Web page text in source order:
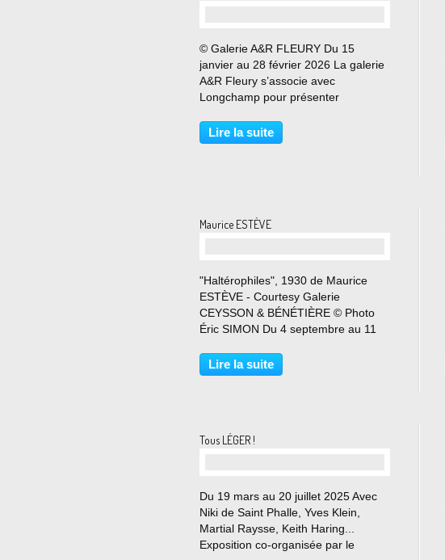
© Galerie A&R FLEURY Du 15
janvier au 28 février 2026 La galerie
A&R Fleury s’associe avec
Longchamp pour présenter
qui rend hommage à 50 ans de
recherches plastiques développées
Lire la suite
Maurice ESTÈVE
"Haltérophiles", 1930 de Maurice
ESTÈVE - Courtesy Galerie
CEYSSON & BÉNÉTIÈRE © Photo
Éric SIMON Du 4 septembre au 11
œuvres qui m’éclairent, qui donnent
un sens, une vie, un poids, aux
Lire la suite
Tous LÉGER !
Du 19 mars au 20 juillet 2025 Avec
Niki de Saint Phalle, Yves Klein,
Martial Raysse, Keith Haring...
Exposition co-organisée par le